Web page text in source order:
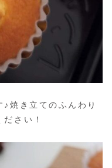
焼き立てのふんわり
さい！